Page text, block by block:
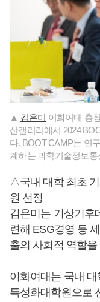
▲ 김은미 이화여대 총
산갤러리에서 2024
다. BOOT CAMP는 연
계하는 과학기술정보
△국내 대학 최초
원 선정
김은미 는 기상기후
련해 ESG경영 등
출의 사회적 역할
이화여대는 국내
특성화대학원으로